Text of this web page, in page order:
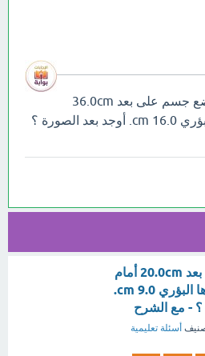
سوف تجد إجابة سؤال وضع جسم على بعد 36.0cm
أمام مرآة مقعرة بعدها البؤري cm 16.0. أوجد بعد الصورة ؟
وضع جسم على بعد 20.0cm أمام
مرآة مقعرة بعدها البؤري cm 9.0.
؟ - مع الشرح
أسئلة تعليمية